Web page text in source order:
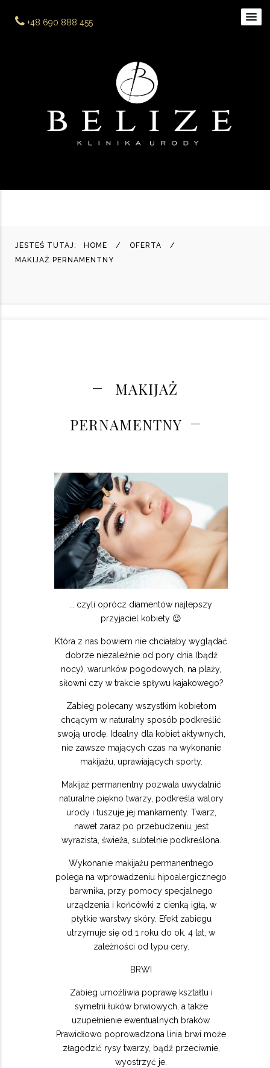
+48 690 888 455
JESTEŚ TUTAJ: HOME
OFERTA
MAKIJAŻ PERNAMENTNY
MAKIJAŻ
PERNAMENTNY
… czyli oprócz diamentów najlepszy
przyjaciel kobiety 😉
Która z nas bowiem nie chciałaby wyglądać
dobrze niezależnie od pory dnia (bądź
nocy), warunków pogodowych, na plaży,
siłowni czy w trakcie spływu kajakowego?
Zabieg polecany wszystkim kobietom
chcącym w naturalny sposób podkreślić
swoją urodę. Idealny dla kobiet aktywnych,
nie zawsze mających czas na wykonanie
makijażu, uprawiających sporty.
Makijaż permanentny pozwala uwydatnić
naturalne piękno twarzy, podkreśla walory
urody i tuszuje jej mankamenty. Twarz,
nawet zaraz po przebudzeniu, jest
wyrazista, świeża, subtelnie podkreślona.
Wykonanie makijażu permanentnego
polega na wprowadzeniu hipoalergicznego
barwnika, przy pomocy specjalnego
urządzenia i końcówki z cienką igłą, w
płytkie warstwy skóry. Efekt zabiegu
utrzymuje się od 1 roku do ok. 4 lat, w
zależności od typu cery.
BRWI
Zabieg umożliwia poprawę kształtu i
symetrii łuków brwiowych, a także
uzupełnienie ewentualnych braków.
Prawidłowo poprowadzona linia brwi może
złagodzić rysy twarzy, bądź przeciwnie,
wyostrzyć je.